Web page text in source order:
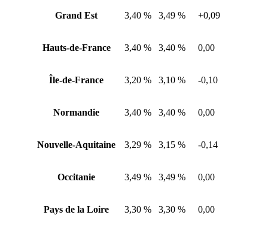
Grand Est 3,40 % 3,49 % +0,09
Hauts-de-France 3,40 % 3,40 % 0,00
Île-de-France 3,20 % 3,10 % -0,10
Normandie 3,40 % 3,40 % 0,00
Nouvelle-Aquitaine 3,29 % 3,15 % -0,14
Occitanie 3,49 % 3,49 % 0,00
Pays de la Loire 3,30 % 3,30 % 0,00